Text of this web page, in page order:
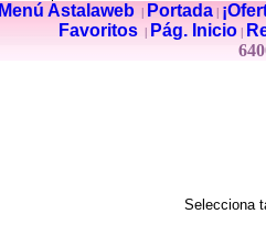
Menú Astalaweb| Portada|
Favoritos
Pág. Inicio
Selecciona